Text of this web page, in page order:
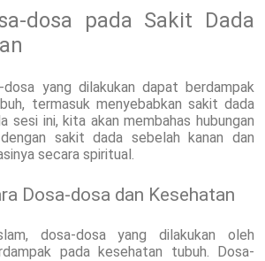
dosa pada Sakit Dada
dosa yang dilakukan dapat berdampak
termasuk menyebabkan sakit dada
sesi ini, kita akan membahas hubungan
sakit dada sebelah kanan dan
secara spiritual.
Dosa-dosa dan Kesehatan
dosa-dosa yang dilakukan oleh
pada kesehatan tubuh. Dosa-